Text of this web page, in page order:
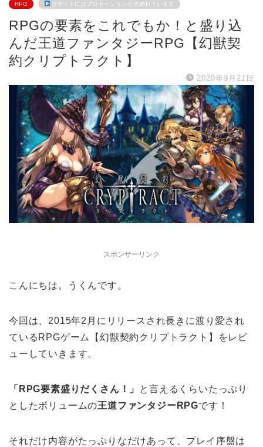
RPG 当サイトにはプロモーションが含めれています
RPGの要素をこれでもか！と盛り込
んだ王道ファンタジーRPG【幻獣契
約クリプトラクト】
2020年9月21日
スポンサーリンク
こんにちは。うくんです。
今回は、2015年2月にリリースされ長きに渡り愛され
ているRPGゲーム【幻獣契約クリプトラクト】をレビ
ューしていきます。
「RPG要素盛りだくさん！」
と言えるくらいたっぷり
としたボリュームの王道ファンタジーRPGです！
それだけ内容がたっぷりなだけあって、プレイ序盤は